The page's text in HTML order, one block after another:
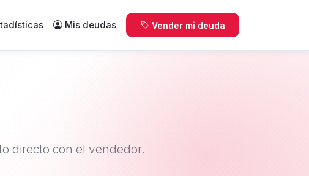
Mis deudas Vender mi deuda
directo con el vendedor.